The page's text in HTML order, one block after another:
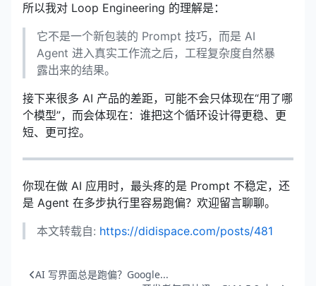
所以我对 Loop Engineering 的理解是：
它不是一个新包装的 Prompt 技巧，而是 AI
Agent 进入真实工作流之后，工程复杂度自然暴
露出来的结果。
接下来很多 AI 产品的差距，可能不会只体现在“用了哪
个模型”，而会体现在：谁把这个循环设计得更稳、更
短、更可控。
你现在做 AI 应用时，最头疼的是 Prompt 不稳定，还
是 Agent 在多步执行里容易跑偏？欢迎留言聊聊。
本文转载自: https://didispace.com/posts/481
AI 写界面总是跑偏？Google...